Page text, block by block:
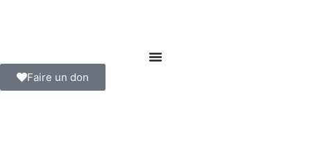
Faire un don